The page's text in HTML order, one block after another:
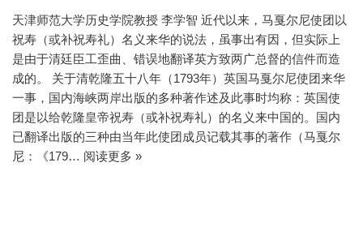
天津师范大学历史学院教授 李学智 近代以来，马戛尔尼使团以
祝寿（或补祝寿礼）名义来华的说法，虽事出有因，但实际上
是由于清廷臣工歪曲、错误地翻译英方致两广总督的信件而造
成的。 关于清乾隆五十八年（1793年）英国马戛尔尼使团来华
一事，国内海峡两岸出版的多种著作述及此事时均称：英国使
团是以给乾隆皇帝祝寿（或补祝寿礼）的名义来中国的。国内
已翻译出版的三种由当年此使团成员记载其事的著作（马戛尔
尼：《179… 阅读更多 »